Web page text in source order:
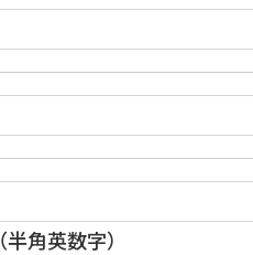
（半角英数字）